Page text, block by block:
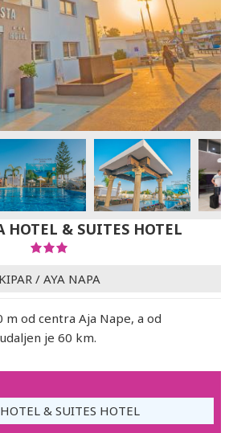
HOTEL & SUITES HOTEL
KIPAR / AYA NAPA
m od centra Aja Nape, a od
je 60 km.
& SUITES HOTEL